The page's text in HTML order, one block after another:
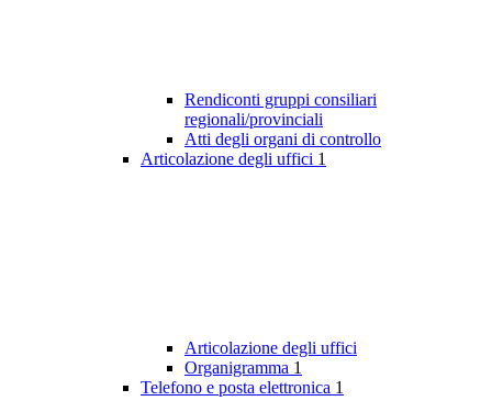
Rendiconti gruppi consiliari
regionali/provinciali
Atti degli organi di controllo
Articolazione degli uffici 1
Articolazione degli uffici
Organigramma 1
Telefono e posta elettronica 1